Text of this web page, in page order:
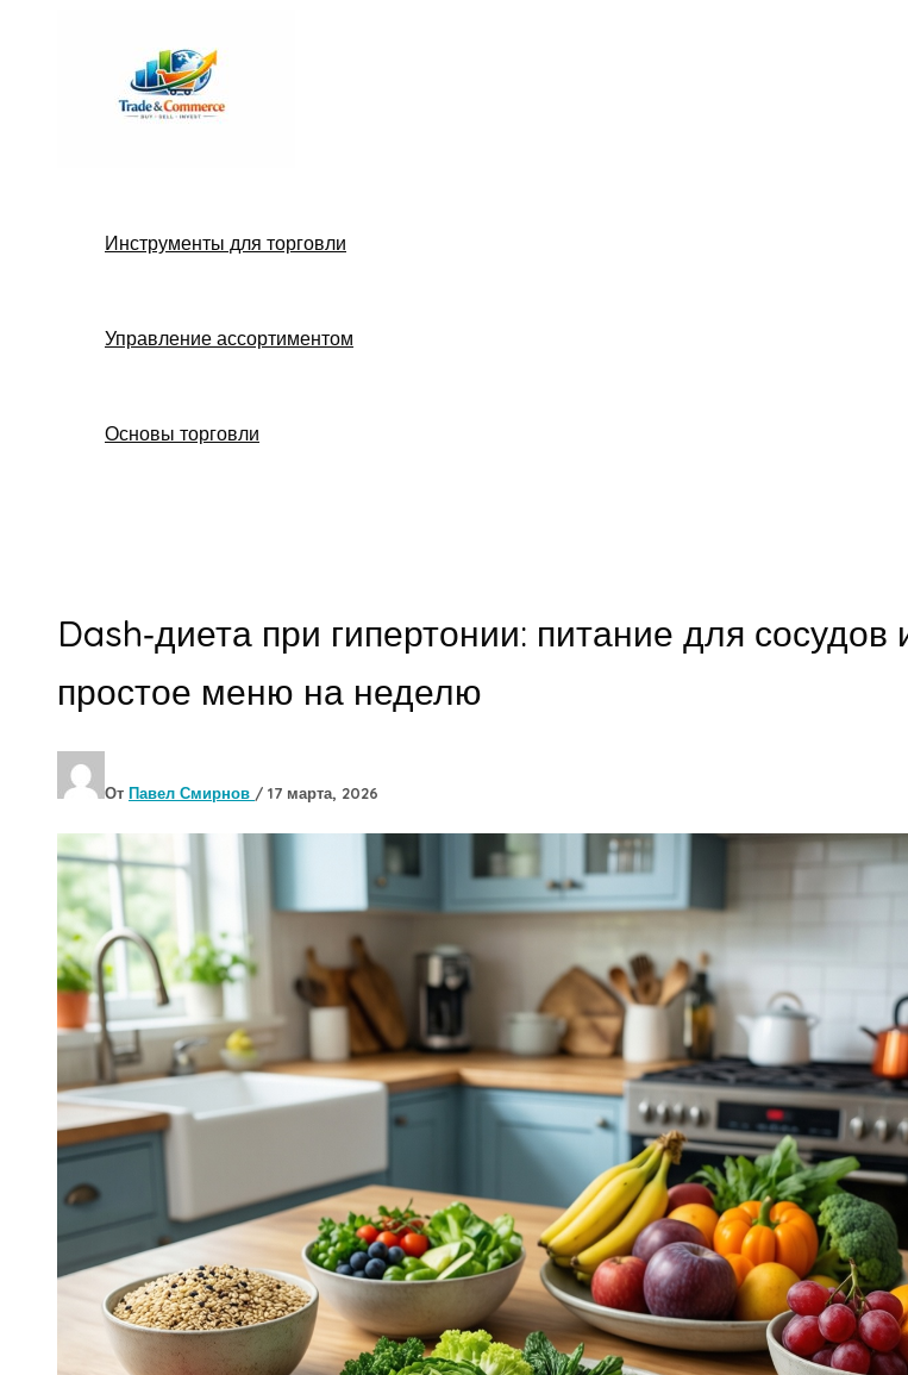
содержимому
Инструменты для торговли
Управление ассортиментом
Основы торговли
Dash‑диета при гипертонии: питание для сосудов
простое меню на неделю
От Павел Смирнов / 17 марта, 2026